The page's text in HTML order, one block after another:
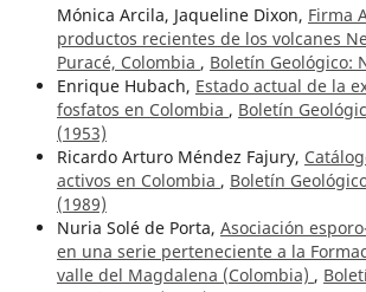
Mónica Arcila, Jaqueline Dixon, Firma
productos recientes de los volcanes
Puracé, Colombia , Boletín Geológico:
Enrique Hubach, Estado actual de la
fosfatos en Colombia , Boletín
(1953)
Ricardo Arturo Méndez Fajury,
activos en Colombia , Boletín
(1989)
Nuria Solé de Porta, Asociación
en una serie perteneciente a la
valle del Magdalena (Colombia) ,